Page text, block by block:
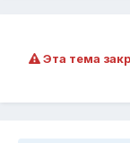
Эта тема